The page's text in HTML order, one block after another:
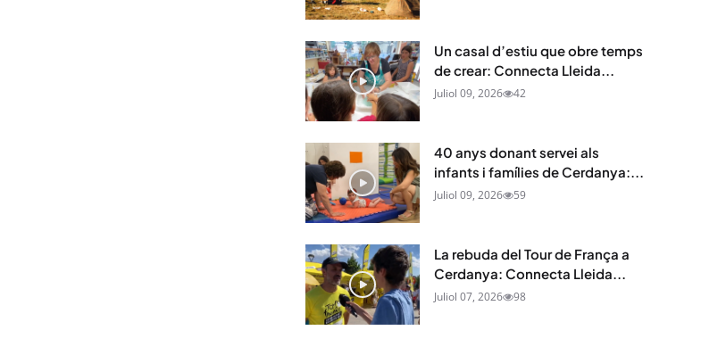
Un casal d’estiu que obre temps
de crear: Connecta Lleida...
Juliol 09, 2026 42
40 anys donant servei als
infants i famílies de Cerdanya:...
Juliol 09, 2026 59
La rebuda del Tour de França a
Cerdanya: Connecta Lleida...
Juliol 07, 2026 98